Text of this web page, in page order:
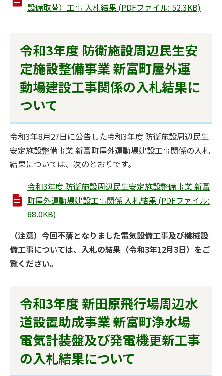
設備取替）工事 入札結果 (PDFファイル: 52.3KB)
令和3年度 防衛施設周辺民生安
定施設整備事業 新富町屋外運
動場建設工事関係の入札結果に
ついて
令和3年8月27日に公告した令和3年度 防衛施設周辺民生
安定施設整備事業 新富町屋外運動場建設工事関係の入札
結果については、次のとおりです。
令和3年度 防衛施設周辺民生安定施設整備事業 新富
町屋外運動場建設工事関係 入札結果 (PDFファイル:
68.0KB)
（注意）今回不落となりました電気設備工事及び機械設
備工事については、入札の結果（令和3年12月3日）をご
覧ください。
令和3年度 新田原飛行場周辺水
道設置助成事業 新富町浄水場
電気計装盤及び発電機更新工事
の入札結果について